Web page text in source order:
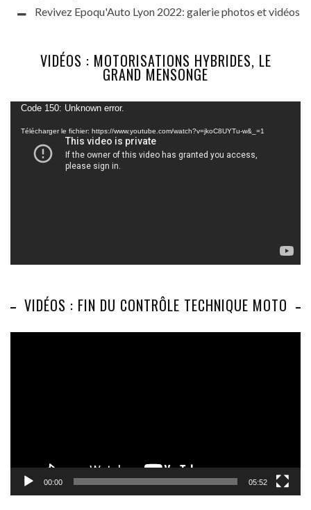
Revivez Epoqu'Auto Lyon 2022: galerie photos et vidéos
VIDÉOS : MOTORISATIONS HYBRIDES, LE
GRAND MENSONGE
Lecteur
vidéo
Code 150: Unknown error.
Télécharger le fichier: https://www.youtube.com/watch?v=jkoC8UYTu-w&_=1
VIDÉOS : FIN DU CONTRÔLE TECHNIQUE MOTO
00:00 05:52